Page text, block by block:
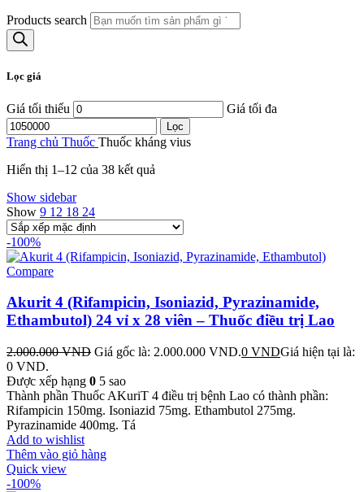
Products search
Lọc giá
Giá tối thiểu Giá tối đa
Lọc
Trang chủ Thuốc Thuốc kháng vius
Hiển thị 1–12 của 38 kết quả
Show sidebar
Show 9 12 18 24
-100%
Compare
Akurit 4 (Rifampicin, Isoniazid, Pyrazinamide,
Ethambutol) 24 vỉ x 28 viên – Thuốc điều trị Lao
2.000.000VND Giá gốc là: 2.000.000 VND.0 VNDGiá hiện tại là:
0 VND.
Được xếp hạng 0 5 sao
Thành phần Thuốc AKuriT 4 điều trị bệnh Lao có thành phần:
Rifampicin 150mg. Isoniazid 75mg. Ethambutol 275mg.
Pyrazinamide 400mg. Tá
Add to wishlist
Thêm vào giỏ hàng
Quick view
-100%